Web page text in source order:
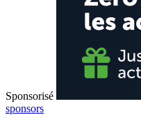
Sponsorisé
sponsors